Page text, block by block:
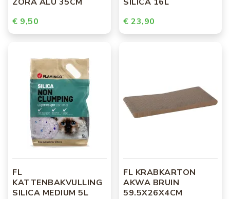
€ 9,50
€ 23,90
FL
KATTENBAKVULLING
SILICA MEDIUM 5L
FL KRABKARTON
AKWA BRUIN
59.5X26X4CM